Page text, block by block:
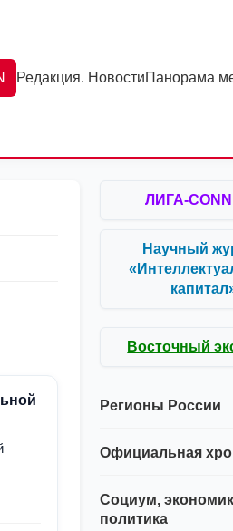
Редакция. НовостиПанорама
ЛИГА-
Научный
Восточный
Регионы России
Официальная
Социум,
политика